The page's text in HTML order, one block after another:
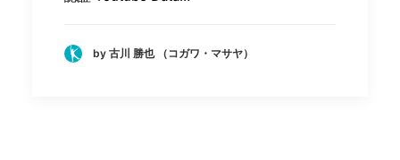
by 古川 勝也 （コガワ・マサヤ）